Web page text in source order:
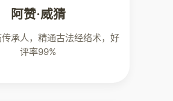
阿赞·威猜
承人，精通古法经络术，好
评率99%